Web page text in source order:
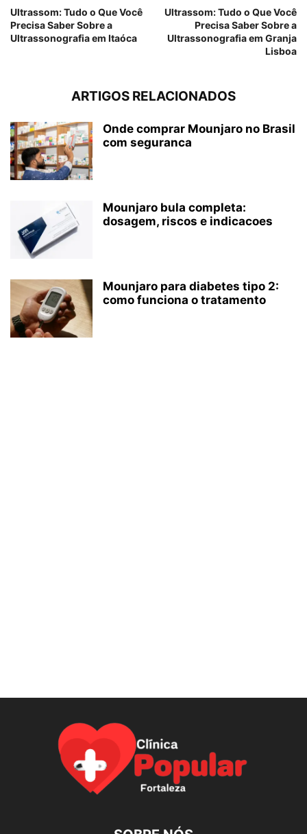
Ultrassom: Tudo o Que Você
Precisa Saber Sobre a
Ultrassonografia em Itaóca
Ultrassom: Tudo o Que Você
Precisa Saber Sobre a
Ultrassonografia em Granja
Lisboa
ARTIGOS RELACIONADOS
Onde comprar Mounjaro no Brasil
com seguranca
Mounjaro bula completa:
dosagem, riscos e indicacoes
Mounjaro para diabetes tipo 2:
como funciona o tratamento